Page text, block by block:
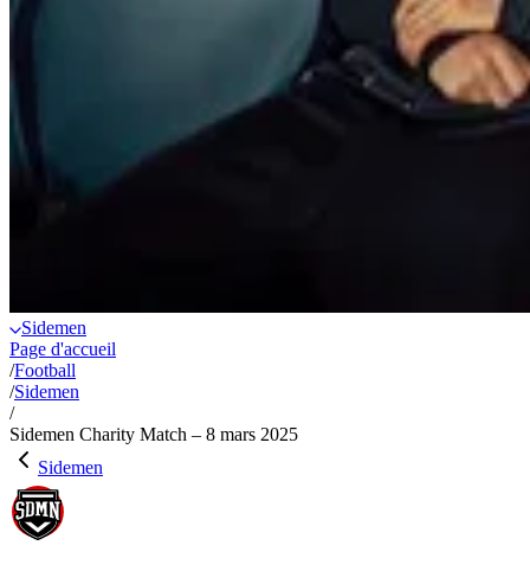
Sidemen
Page d'accueil
/Football
/Sidemen
/
Sidemen Charity Match – 8 mars 2025
Sidemen